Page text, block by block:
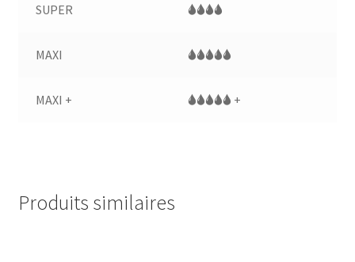
SUPER 🌢🌢🌢🌢
MAXI 🌢🌢🌢🌢🌢
MAXI + 🌢🌢🌢🌢🌢 +
Produits similaires